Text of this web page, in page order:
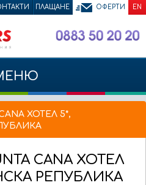
ПЛАЩАНЕ ОФЕРТИ EN
ХОТЕЛ 5*,
CANA ХОТЕЛ
РЕПУБЛИКА